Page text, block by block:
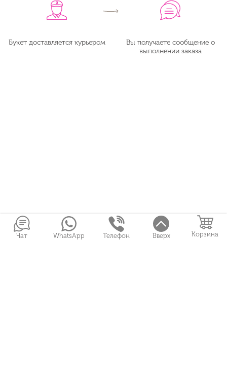
Букет доставляется курьером
Вы получаете сообщение о
выполнении заказа
Чат WhatsApp Телефон Вверх Корзина